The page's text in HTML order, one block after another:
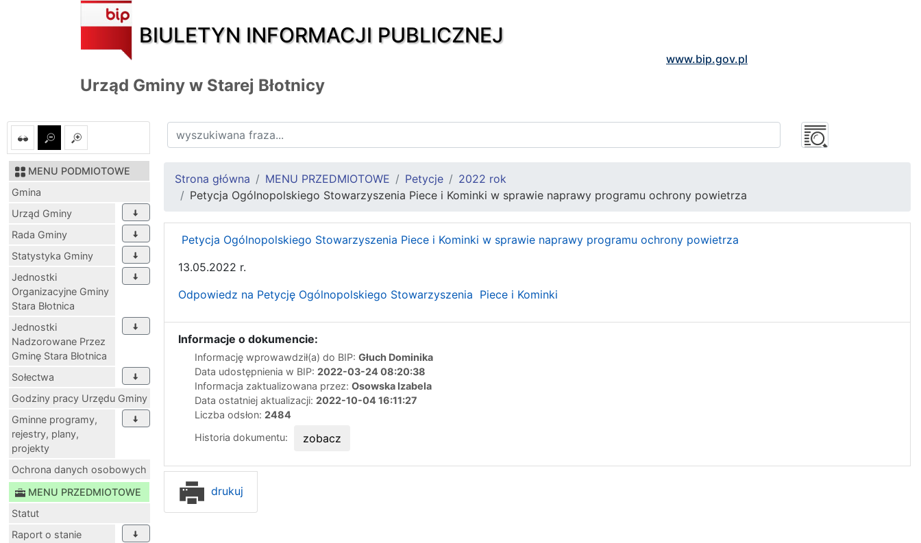
BIULETYN INFORMACJI PUBLICZNEJ
www.bip.gov.pl
Urząd Gminy w Starej Błotnicy
MENU PODMIOTOWE
Gmina
Urząd Gminy
Rada Gminy
Statystyka Gminy
Jednostki
Organizacyjne Gminy
Stara Błotnica
Jednostki
Nadzorowane Przez
Gminę Stara Błotnica
Sołectwa
Godziny pracy Urzędu Gminy
Gminne programy,
rejestry, plany,
projekty
Ochrona danych osobowych
MENU PRZEDMIOTOWE
Statut
Raport o stanie
Strona główna MENU PRZEDMIOTOWE Petycje
2022 rok
Petycja Ogólnopolskiego Stowarzyszenia Piece i Kominki w sprawie naprawy programu ochrony powietrza
Petycja Ogólnopolskiego Stowarzyszenia Piece i Kominki w sprawie naprawy programu ochrony powietrza
13.05.2022 r.
Odpowiedz na Petycję Ogólnopolskiego Stowarzyszenia Piece i Kominki
Informacje o dokumencie:
Informację wprowawdził(a) do BIP: Głuch Dominika
Data udostępnienia w BIP: 2022-03-24 08:20:38
Informacja zaktualizowana przez: Osowska Izabela
Data ostatniej aktualizacji: 2022-10-04 16:11:27
Liczba odsłon: 2484
Historia dokumentu:
zobacz
drukuj